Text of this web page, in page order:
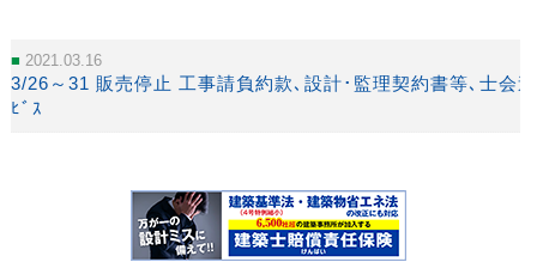
2021.03.16
3/26～31 販売停止 工事請負約款､設計･監理契約書等､士会
ﾋﾞｽ